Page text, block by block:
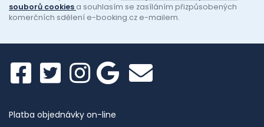
souborů cookies a souhlasím se zasíláním přizpůsobených
komerčních sdělení e-booking.cz e-mailem.
Platba objednávky on-line